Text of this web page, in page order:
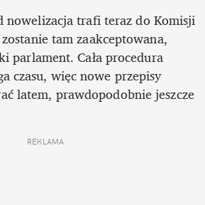
nowelizacja trafi teraz do Komisji
tam zaakceptowana,
parlament. Cała procedura
czasu, więc nowe przepisy
latem, prawdopodobnie jeszcze
REKLAMA